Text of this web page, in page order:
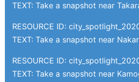
TEXT: Take a snapshot near
RESOURCE ID:
TEXT: Take a snapshot near
RESOURCE ID:
TEXT: Take a snapshot near